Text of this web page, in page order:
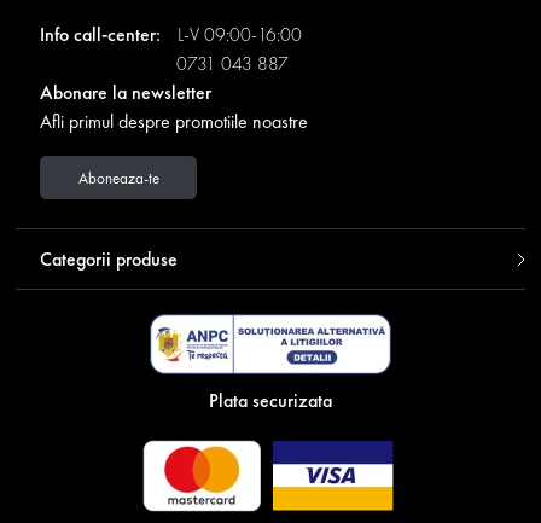
Info call-center:
L-V 09:00-16:00
0731 043 887
Abonare la newsletter
Afli primul despre promotiile noastre
Aboneaza-te
Categorii produse
Plata securizata